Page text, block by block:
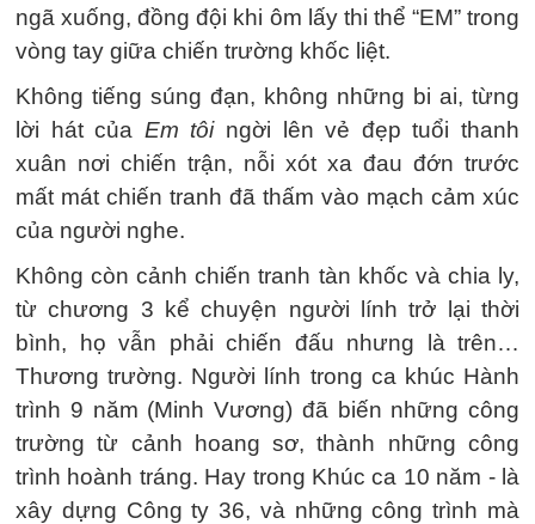
ngã xuống, đồng đội khi ôm lấy thi thể “EM” trong
vòng tay giữa chiến trường khốc liệt.
Không tiếng súng đạn, không những bi ai, từng
lời hát của Em tôingời lên vẻ đẹp tuổi thanh
xuân nơi chiến trận, nỗi xót xa đau đớn trước
mất mát chiến tranh đã thấm vào mạch cảm xúc
của người nghe.
Không còn cảnh chiến tranh tàn khốc và chia ly,
từ chương 3 kể chuyện người lính trở lại thời
bình, họ vẫn phải chiến đấu nhưng là trên…
Thương trường. Người lính trong ca khúc Hành
trình 9 năm (Minh Vương) đã biến những công
trường từ cảnh hoang sơ, thành những công
trình hoành tráng. Hay trong Khúc ca 10 năm - là
xây dựng Công ty 36, và những công trình mà